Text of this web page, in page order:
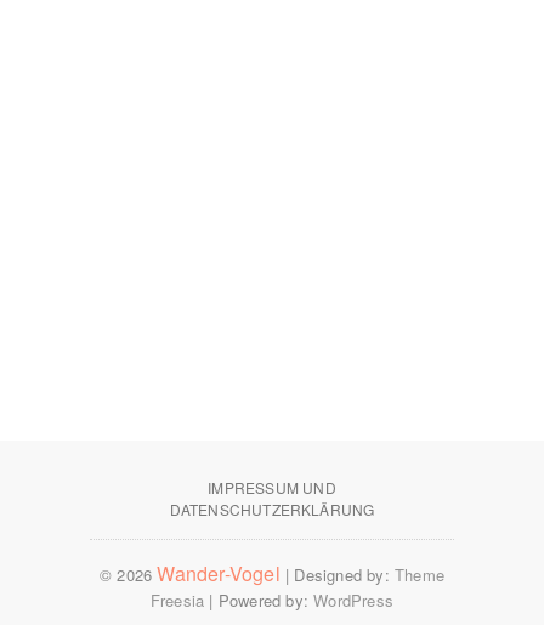
Wander-Vogel| Designed by:
Freesia| Powered by:WordPress